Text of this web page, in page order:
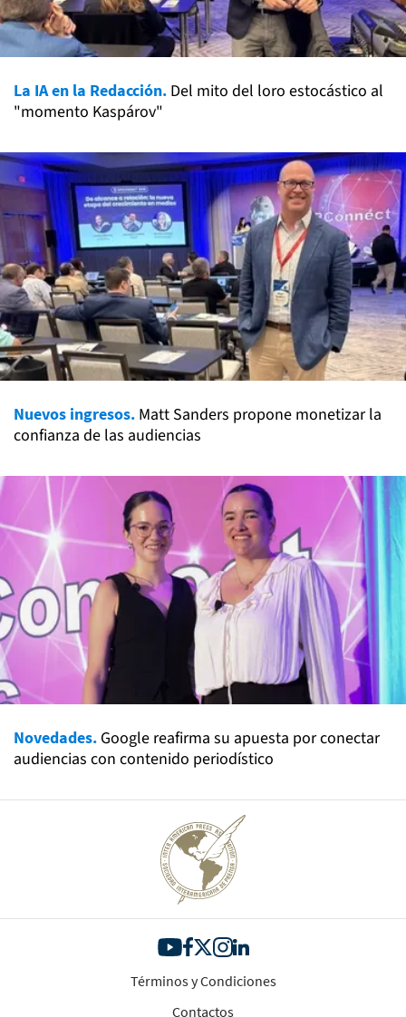
La IA en la Redacción. Del mito del loro estocástico al
"momento Kaspárov"
Nuevos ingresos. Matt Sanders propone monetizar la
confianza de las audiencias
Novedades. Google reafirma su apuesta por conectar
audiencias con contenido periodístico
Términos y Condiciones
Contactos